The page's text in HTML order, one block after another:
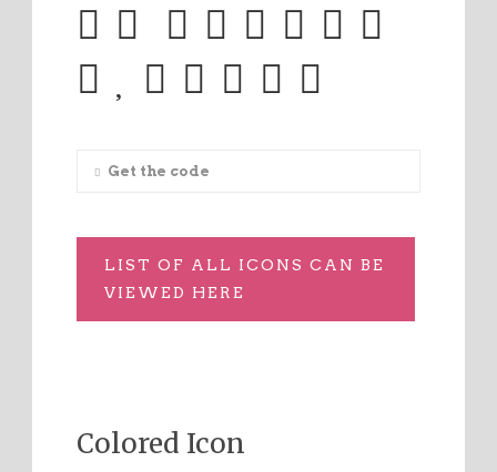
Get the code
LIST OF ALL ICONS CAN BE
VIEWED HERE
Colored Icon